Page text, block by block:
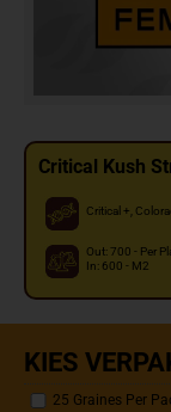
Critical Kush
Critical +,
Out: 700 - Per
In: 600 - M2
KIES
25 Graines Per